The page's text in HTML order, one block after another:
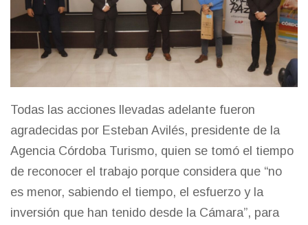
Todas las acciones llevadas adelante fueron
agradecidas por Esteban Avilés, presidente de la
Agencia Córdoba Turismo, quien se tomó el tiempo
de reconocer el trabajo porque considera que “no
es menor, sabiendo el tiempo, el esfuerzo y la
inversión que han tenido desde la Cámara”, para